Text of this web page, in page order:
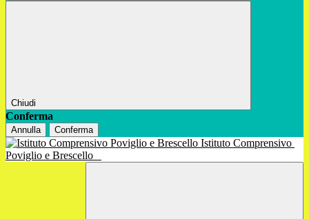
Chiudi
Conferma
Annulla Conferma
Istituto Comprensivo
Poviglio e Brescello